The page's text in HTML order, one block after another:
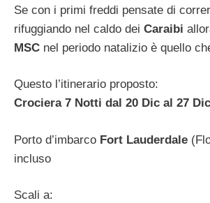
Se con i primi freddi pensate di
rifuggiando nel caldo dei Caraibi
MSC nel periodo natalizio è quello
Questo l’itinerario proposto:
Crociera 7 Notti dal 20 Dic al 27
Porto d’imbarco Fort Lauderdale
incluso
Scali a: